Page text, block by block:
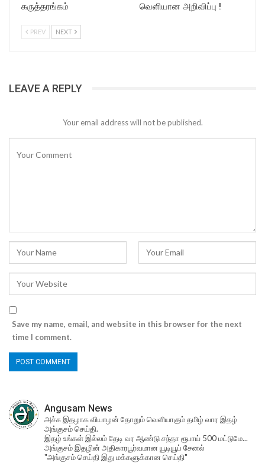
கருத்தரங்கம்
வெளியான அறிவிப்பு !
PREV NEXT
LEAVE A REPLY
Your email address will not be published.
Save my name, email, and website in this browser for the next
time I comment.
Angusam News
அச்சு இதழாக வியாழன் தோறும் வெளியாகும் தமிழ் வார இதழ்
அங்குசம் செய்தி.
இதழ் உங்கள் இல்லம் தேடி வர ஆண்டு சந்தா ரூபாய் 500 மட்டுமே...
அங்குசம் இதழின் அதிகாரபூர்வமான யூடியூப் சேனல்
"அங்குசம் செய்தி இது மக்களுக்கான செய்தி"